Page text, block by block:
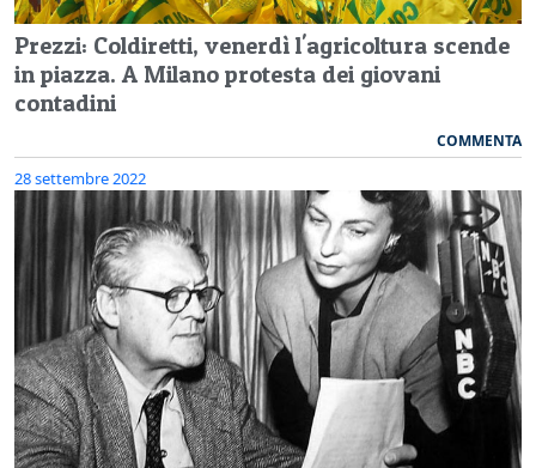
Prezzi: Coldiretti, venerdì l'agricoltura scende
in piazza. A Milano protesta dei giovani
contadini
COMMENTA
28 settembre 2022